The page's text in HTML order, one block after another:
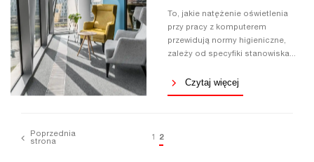
To, jakie natężenie oświetlenia
przy pracy z komputerem
przewidują normy higieniczne,
zależy od specyfiki stanowiska...
Czytaj więcej
Poprzednia
strona
1 2